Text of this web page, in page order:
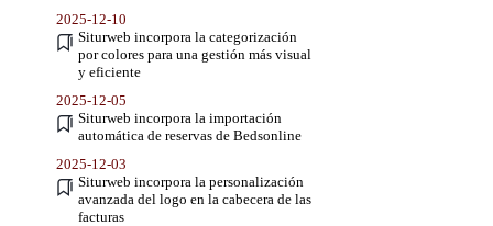
2025-12-10
Siturweb incorpora la categorización
por colores para una gestión más visual
y eficiente
2025-12-05
Siturweb incorpora la importación
automática de reservas de Bedsonline
2025-12-03
Siturweb incorpora la personalización
avanzada del logo en la cabecera de las
facturas